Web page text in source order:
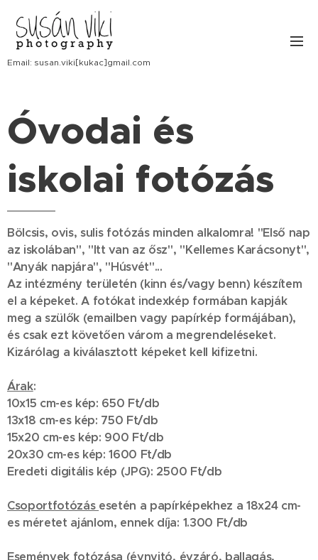
Email: susan.viki[kukac]gmail.com
Óvodai és
iskolai fotózás
Bölcsis, ovis, sulis fotózás minden alkalomra! "Első nap
az iskolában", "Itt van az ősz", "Kellemes Karácsonyt",
"Anyák napjára", "Húsvét"...
Az intézmény területén (kinn és/vagy benn) készítem
el a képeket. A fotókat indexkép formában kapják
meg a szülők (emailben vagy papírkép formájában),
és csak ezt követően várom a megrendeléseket.
Kizárólag a kiválasztott képeket kell kifizetni.
Árak:
10x15 cm-es kép: 650 Ft/db
13x18 cm-es kép: 750 Ft/db
15x20 cm-es kép: 900 Ft/db
20x30 cm-es kép: 1600 Ft/db
Eredeti digitális kép (JPG): 2500 Ft/db
Csoportfotózás esetén a papírképekhez a 18x24 cm-
es méretet ajánlom, ennek díja: 1.300 Ft/db
Események fotózása (évnyitó, évzáró, ballagás,